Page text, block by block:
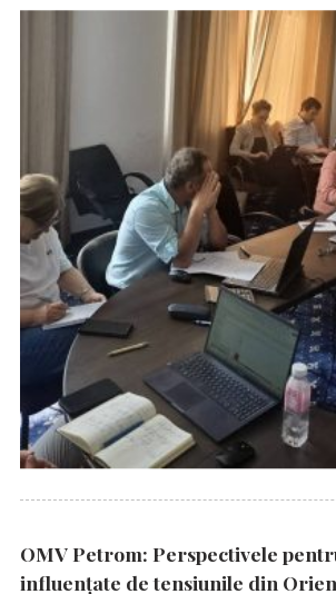
OMV Petrom: Perspectivele
influențate de tensiunile din